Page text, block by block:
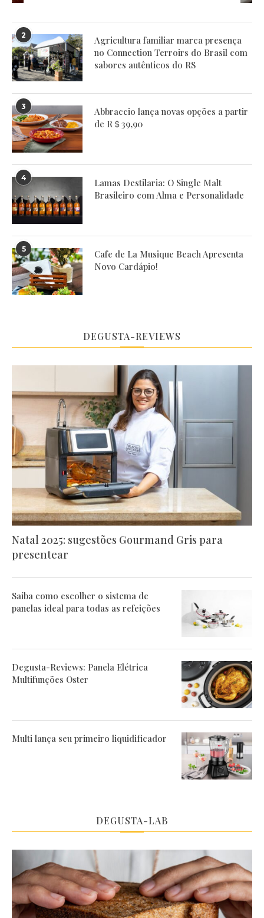
2
Agricultura familiar marca presença
no Connection Terroirs do Brasil com
sabores autênticos do RS
3
Abbraccio lança novas opções a partir
de R＄39,90
4
Lamas Destilaria: O Single Malt
Brasileiro com Alma e Personalidade
5
Cafe de La Musique Beach Apresenta
Novo Cardápio!
DEGUSTA-REVIEWS
Natal 2025: sugestões Gourmand Gris para
presentear
Saiba como escolher o sistema de
panelas ideal para todas as refeições
Degusta-Reviews: Panela Elétrica
Multifunções Oster
Multi lança seu primeiro liquidificador
DEGUSTA-LAB